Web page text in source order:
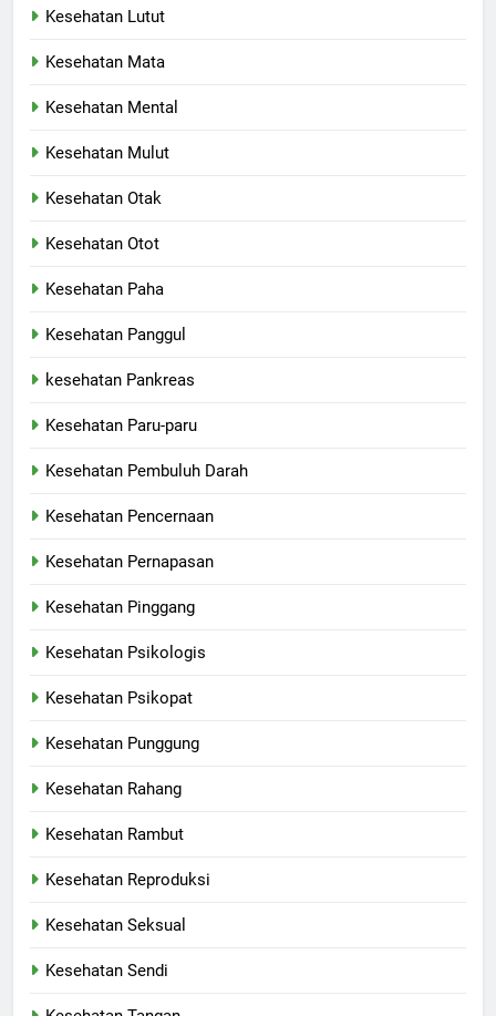
Kesehatan Lutut
Kesehatan Mata
Kesehatan Mental
Kesehatan Mulut
Kesehatan Otak
Kesehatan Otot
Kesehatan Paha
Kesehatan Panggul
kesehatan Pankreas
Kesehatan Paru-paru
Kesehatan Pembuluh Darah
Kesehatan Pencernaan
Kesehatan Pernapasan
Kesehatan Pinggang
Kesehatan Psikologis
Kesehatan Psikopat
Kesehatan Punggung
Kesehatan Rahang
Kesehatan Rambut
Kesehatan Reproduksi
Kesehatan Seksual
Kesehatan Sendi